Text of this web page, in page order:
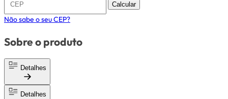
Calcular
Não sabe o seu CEP?
Sobre o produto
Detalhes
Detalhes